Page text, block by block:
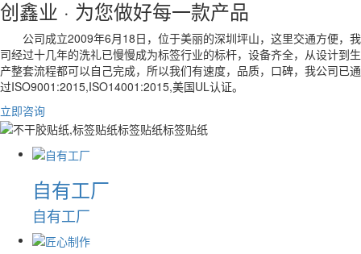
创鑫业 · 为您做好每一款产品
公司成立2009年6月18日，位于美丽的深圳坪山，这里交通方便，我
司经过十几年的洗礼已慢慢成为标签行业的标杆，设备齐全，从设计到生
产整套流程都可以自己完成，所以我们有速度，品质，口碑，我公司已通
过ISO9001:2015,ISO14001:2015,美国UL认证。
立即咨询
自有工厂
自有工厂